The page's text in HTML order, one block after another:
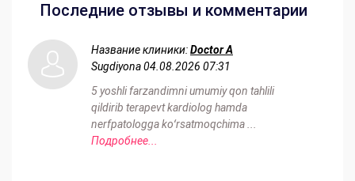
Последние отзывы и комментарии
Название клиники:Doctor A
Sugdiyona04.08.2026 07:31
5 yoshli farzandimni umumiy qon tahlili
qildirib terapevt kardiolog hamda
nerfpatologga koʻrsatmoqchima ...
Подробнее...